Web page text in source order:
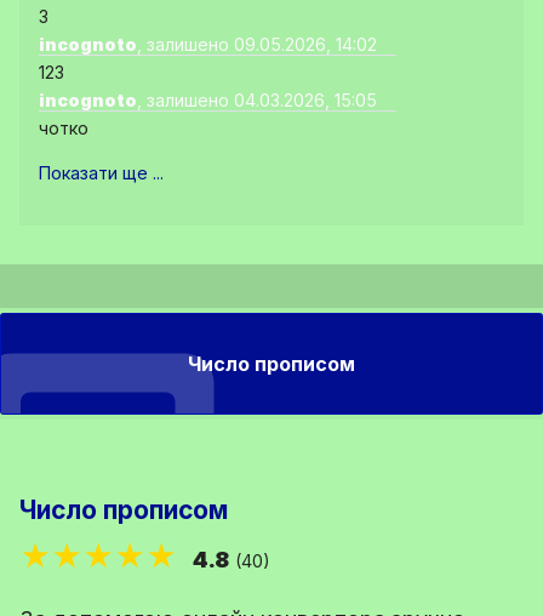
3
incognoto , залишено 09.05.2026, 14:02
123
incognoto , залишено 04.03.2026, 15:05
чотко
Показати ще ...
Число прописом
Число прописом
★★★★★ 4.8 (40)